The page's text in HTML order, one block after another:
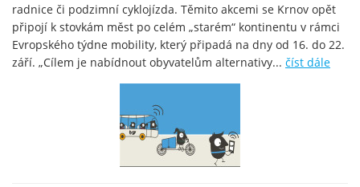
radnice či podzimní cyklojízda. Těmito akcemi se Krnov opět
připojí k stovkám měst po celém „starém“ kontinentu v rámci
Evropského týdne mobility, který připadá na dny od 16. do 22.
září. „Cílem je nabídnout obyvatelům alternativy... číst dále